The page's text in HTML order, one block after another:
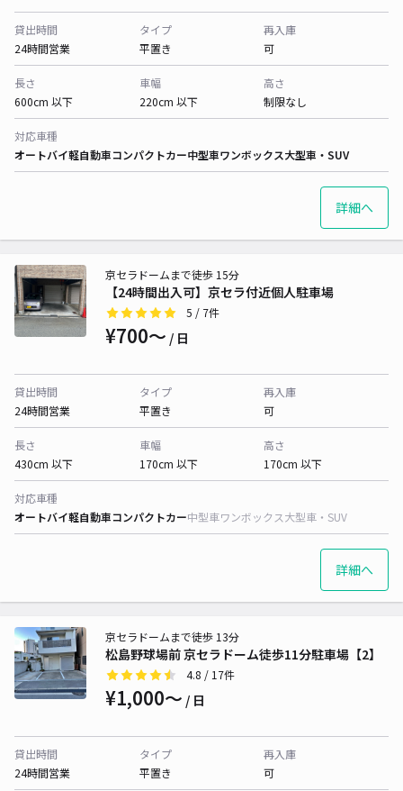
貸出時間
24時間営業
タイプ
平置き
再入庫
可
長さ
600cm 以下
車幅
220cm 以下
高さ
制限なし
対応車種
オートバイ軽自動車コンパクトカー中型車ワンボックス大型車・SUV
詳細へ
【24時間出入可】京セラ付近個人駐車場
京セラドームまで徒歩 15分
5 / 7件
¥700〜 / 日
貸出時間
24時間営業
タイプ
平置き
再入庫
可
長さ
430cm 以下
車幅
170cm 以下
高さ
170cm 以下
対応車種
オートバイ軽自動車コンパクトカー中型車ワンボックス大型車・SUV
詳細へ
松島野球場前 京セラドーム徒歩11分駐車場【2】
京セラドームまで徒歩 13分
4.8 / 17件
¥1,000〜 / 日
貸出時間
24時間営業
タイプ
平置き
再入庫
可